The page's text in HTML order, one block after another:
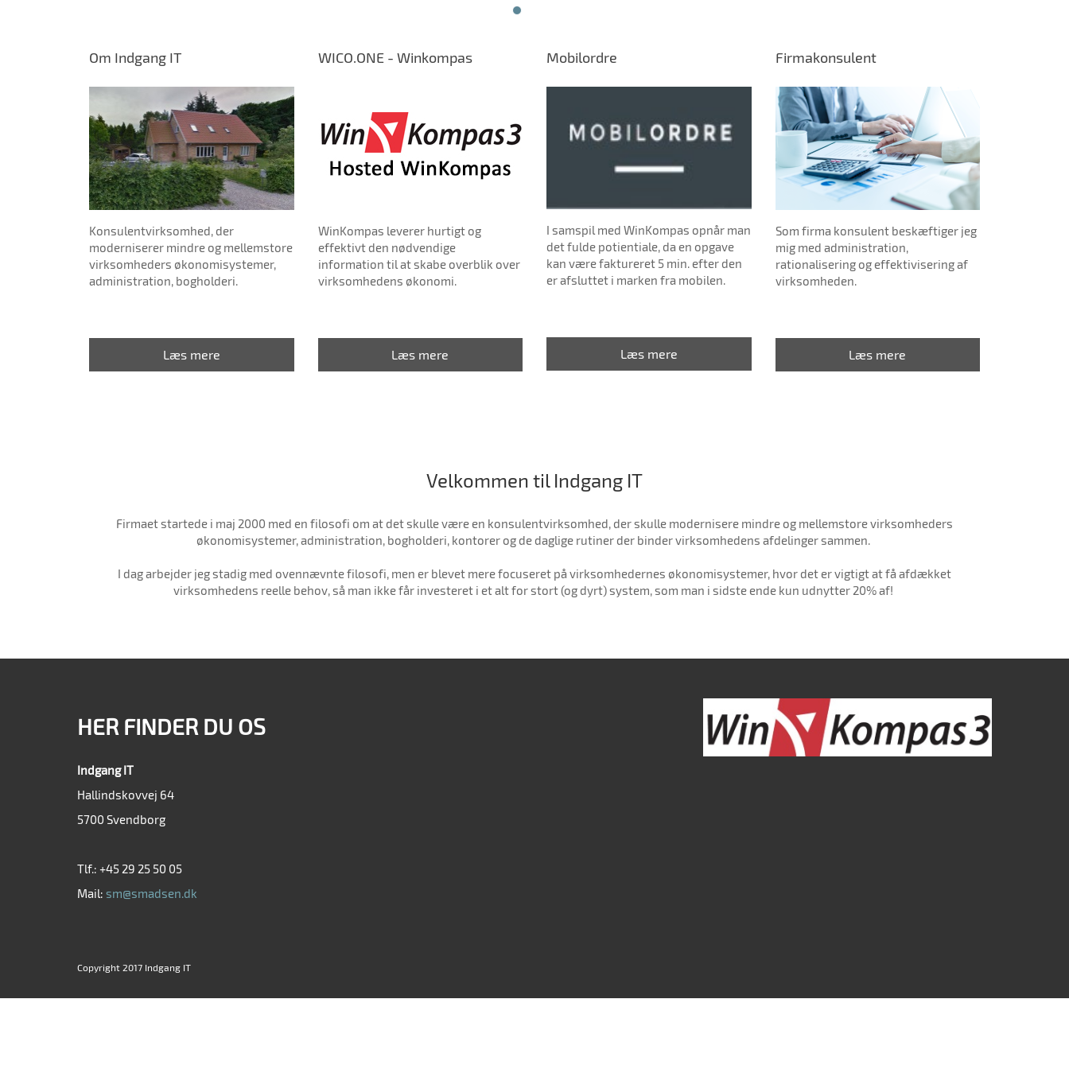
Om Indgang IT
Konsulentvirksomhed, der
moderniserer mindre og mellemstore
virksomheders økonomisystemer,
administration, bogholderi.
Læs mere
WICO.ONE - Winkompas
WinKompas leverer hurtigt og
effektivt den nødvendige
information til at skabe overblik over
virksomhedens økonomi.
Læs mere
Mobilordre
I samspil med WinKompas opnår man
det fulde potientiale, da en opgave
kan være faktureret 5 min. efter den
er afsluttet i marken fra mobilen.
Læs mere
Firmakonsulent
Som firma konsulent beskæftiger jeg
mig med administration,
rationalisering og effektivisering af
virksomheden.
Læs mere
Velkommen til Indgang IT
Firmaet startede i maj 2000 med en filosofi om at det skulle være en konsulentvirksomhed, der skulle modernisere mindre og mellemstore virksomheders
økonomisystemer, administration, bogholderi, kontorer og de daglige rutiner der binder virksomhedens afdelinger sammen.
I dag arbejder jeg stadig med ovennævnte filosofi, men er blevet mere focuseret på virksomhedernes økonomisystemer, hvor det er vigtigt at få afdækket
virksomhedens reelle behov, så man ikke får investeret i et alt for stort (og dyrt) system, som man i sidste ende kun udnytter 20% af!
HER FINDER DU OS
Indgang IT
Hallindskovvej 64
5700 Svendborg
Tlf.: +45 29 25 50 05
Mail: sm@smadsen.dk
Copyright 2017 Indgang IT